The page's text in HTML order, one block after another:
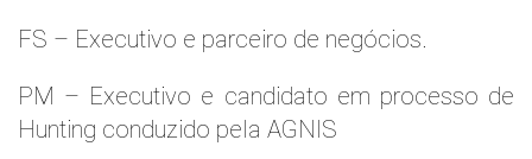
FS – Executivo e parceiro de negócios.
PM – Executivo e candidato em processo de
Hunting conduzido pela AGNIS